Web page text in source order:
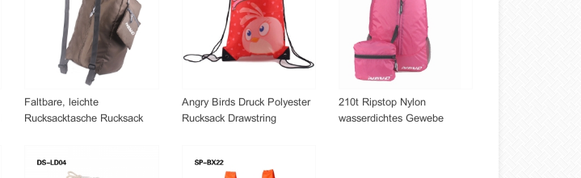
Faltbare, leichte
Rucksacktasche Rucksack
Angry Birds Druck Polyester
Rucksack Drawstring
210t Ripstop Nylon
wasserdichtes Gewebe